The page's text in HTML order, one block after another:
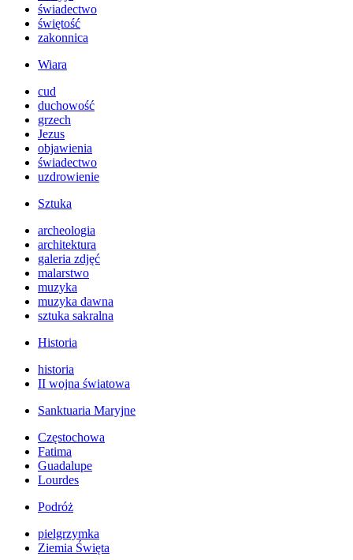
świadectwo
świętość
zakonnica
Wiara
cud
duchowość
grzech
Jezus
objawienia
świadectwo
uzdrowienie
Sztuka
archeologia
architektura
galeria zdjęć
malarstwo
muzyka
muzyka dawna
sztuka sakralna
Historia
historia
II wojna światowa
Sanktuaria Maryjne
Częstochowa
Fatima
Guadalupe
Lourdes
Podróż
pielgrzymka
Ziemia Święta